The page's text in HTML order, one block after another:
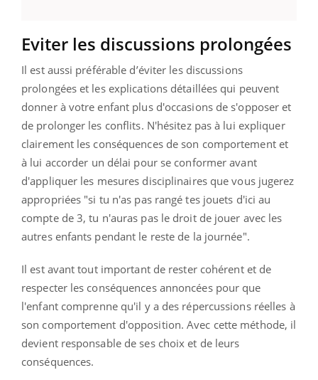
Eviter les discussions prolongées
Il est aussi préférable d’éviter les discussions
prolongées et les explications détaillées qui peuvent
donner à votre enfant plus d'occasions de s'opposer et
de prolonger les conflits. N'hésitez pas à lui expliquer
clairement les conséquences de son comportement et
à lui accorder un délai pour se conformer avant
d'appliquer les mesures disciplinaires que vous jugerez
appropriées "si tu n'as pas rangé tes jouets d'ici au
compte de 3, tu n'auras pas le droit de jouer avec les
autres enfants pendant le reste de la journée".
Il est avant tout important de rester cohérent et de
respecter les conséquences annoncées pour que
l'enfant comprenne qu'il y a des répercussions réelles à
son comportement d'opposition. Avec cette méthode, il
devient responsable de ses choix et de leurs
conséquences.